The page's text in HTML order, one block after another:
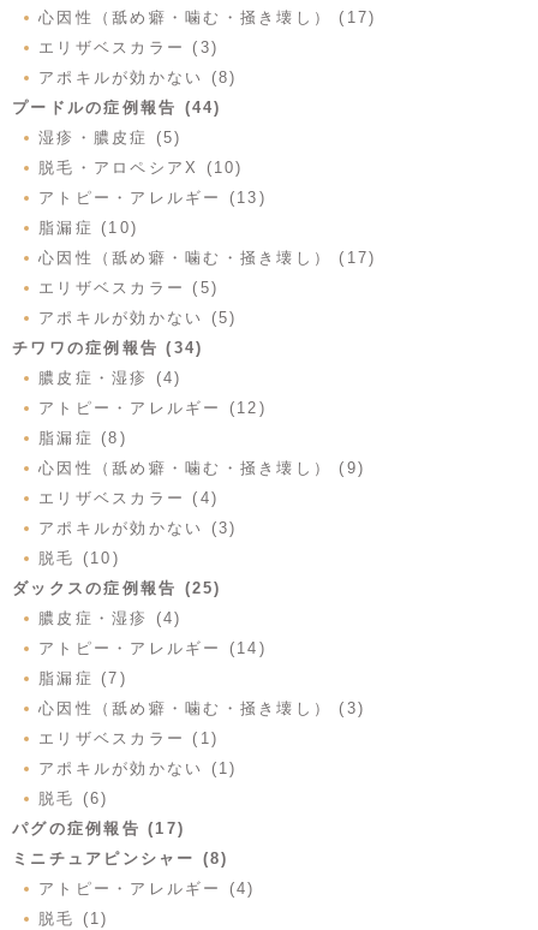
心因性（舐め癖・噛む・掻き壊し） (17)
エリザベスカラー (3)
アポキルが効かない (8)
プードルの症例報告 (44)
湿疹・膿皮症 (5)
脱毛・アロペシアX (10)
アトピー・アレルギー (13)
脂漏症 (10)
心因性（舐め癖・噛む・掻き壊し） (17)
エリザベスカラー (5)
アポキルが効かない (5)
チワワの症例報告 (34)
膿皮症・湿疹 (4)
アトピー・アレルギー (12)
脂漏症 (8)
心因性（舐め癖・噛む・掻き壊し） (9)
エリザベスカラー (4)
アポキルが効かない (3)
脱毛 (10)
ダックスの症例報告 (25)
膿皮症・湿疹 (4)
アトピー・アレルギー (14)
脂漏症 (7)
心因性（舐め癖・噛む・掻き壊し） (3)
エリザベスカラー (1)
アポキルが効かない (1)
脱毛 (6)
パグの症例報告 (17)
ミニチュアピンシャー (8)
アトピー・アレルギー (4)
脱毛 (1)